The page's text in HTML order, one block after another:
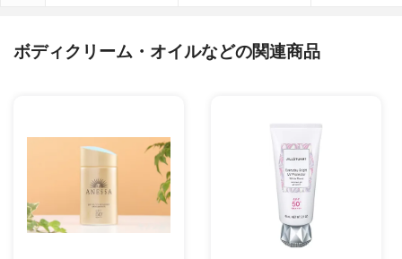
ボディクリーム・オイルなどの関連商品